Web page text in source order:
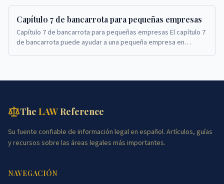
Capítulo 7 de bancarrota para pequeñas empresas
Capítulo 7 de bancarrota para pequeñas empresas El capítulo 7
de bancarrota puede ayudar a una pequeña empresa en
The LAWReference
Su fuente confiable de información legal en español. Artículos, guías
y recursos sobre las áreas legales más importantes.
NAVEGACIÓN